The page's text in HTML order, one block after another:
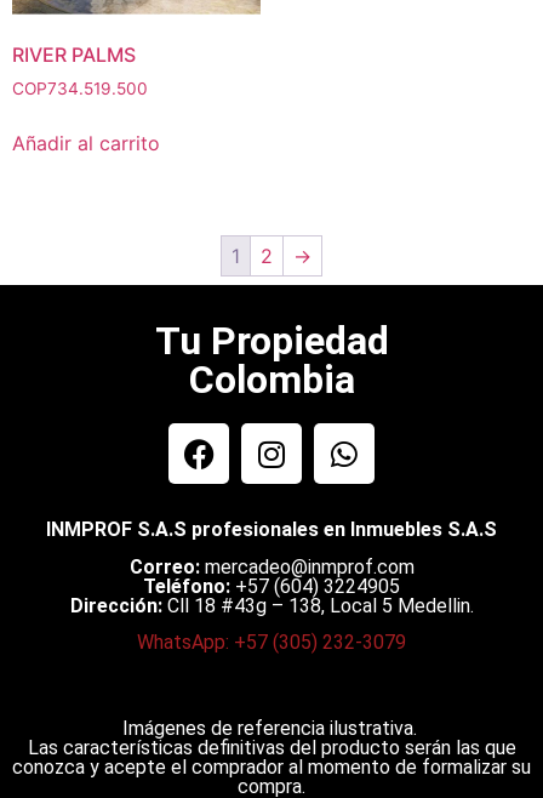
RIVER PALMS
COP734.519.500
Añadir al carrito
1 2 →
Tu Propiedad
Colombia
INMPROF S.A.S profesionales en Inmuebles S.A.S
Correo: mercadeo@inmprof.com
Teléfono: +57 (604) 3224905
Dirección:Cll 18 #43g – 138, Local 5 Medellin.
WhatsApp: +57 (305) 232-3079
Imágenes de referencia ilustrativa.
Las características definitivas del producto serán las que
conozca y acepte el comprador al momento de formalizar su
compra.